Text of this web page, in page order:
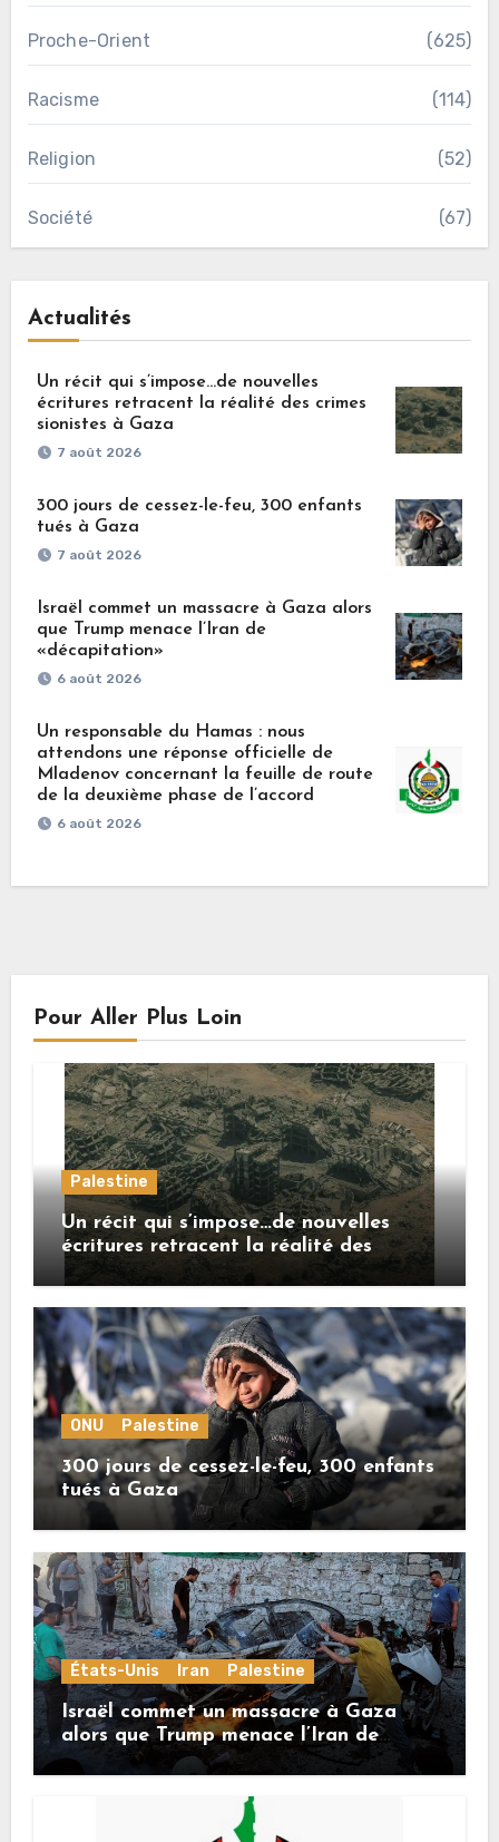
Proche-Orient (625)
Racisme (114)
Religion (52)
Société (67)
Actualités
Un récit qui s’impose…de nouvelles
écritures retracent la réalité des crimes
sionistes à Gaza
7 août 2026
300 jours de cessez-le-feu, 300 enfants
tués à Gaza
7 août 2026
Israël commet un massacre à Gaza alors
que Trump menace l’Iran de
«décapitation»
6 août 2026
Un responsable du Hamas : nous
attendons une réponse officielle de
Mladenov concernant la feuille de route
de la deuxième phase de l’accord
6 août 2026
Pour Aller Plus Loin
Palestine
Un récit qui s’impose…de nouvelles
écritures retracent la réalité des
crimes sionistes à Gaza
ONU Palestine
300 jours de cessez-le-feu, 300 enfants
tués à Gaza
États-Unis Iran Palestine
Israël commet un massacre à Gaza
alors que Trump menace l’Iran de
«décapitation»